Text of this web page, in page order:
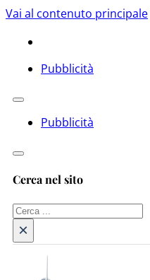
Vai al contenuto principale
Pubblicità
Pubblicità
Cerca nel sito
Cerca
×